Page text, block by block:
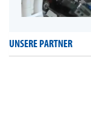
UNSERE PARTNER